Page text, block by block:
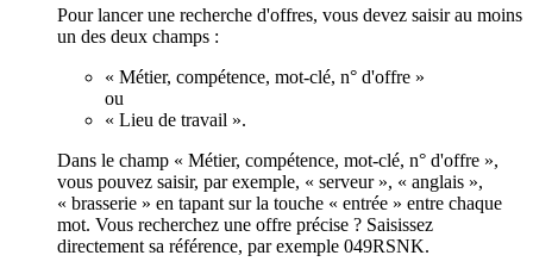
Pour lancer une recherche d'offres, vous devez saisir au moins
un des deux champs :
« Métier, compétence, mot-clé, n° d'offre »
ou
« Lieu de travail ».
Dans le champ « Métier, compétence, mot-clé, n° d'offre »,
vous pouvez saisir, par exemple, « serveur », « anglais »,
« brasserie » en tapant sur la touche « entrée » entre chaque
mot. Vous recherchez une offre précise ? Saisissez
directement sa référence, par exemple 049RSNK.